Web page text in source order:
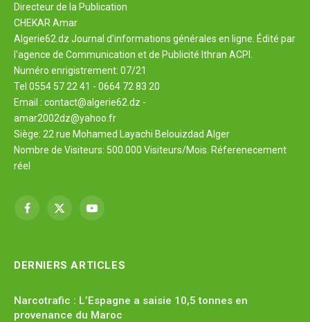
Directeur de la Publication
CHEKAR Amar
Algerie62.dz Journal d'informations générales en ligne. Édité par
l'agence de Communication et de Publicité Ithran ACPI.
Numéro enrigistrement: 07/21
Tel 0554 57 22 41 - 0664 72 83 20
Email : contact@algerie62.dz -
amar2002dz@yahoo.fr
Siège: 22 rue Mohamed Layachi Belouizdad Alger
Nombre de Visiteurs: 500.000 Visiteurs/Mois. Réferenecement
réel
Facebook
X
YouTube
DERNIERS ARTICLES
Narcotrafic : L’Espagne a saisie 10,5 tonnes en
provenance du Maroc